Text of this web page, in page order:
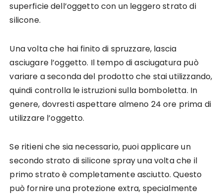
superficie dell’oggetto con un leggero strato di
silicone.
Una volta che hai finito di spruzzare, lascia
asciugare l’oggetto. Il tempo di asciugatura può
variare a seconda del prodotto che stai utilizzando,
quindi controlla le istruzioni sulla bomboletta. In
genere, dovresti aspettare almeno 24 ore prima di
utilizzare l’oggetto.
Se ritieni che sia necessario, puoi applicare un
secondo strato di silicone spray una volta che il
primo strato è completamente asciutto. Questo
può fornire una protezione extra, specialmente